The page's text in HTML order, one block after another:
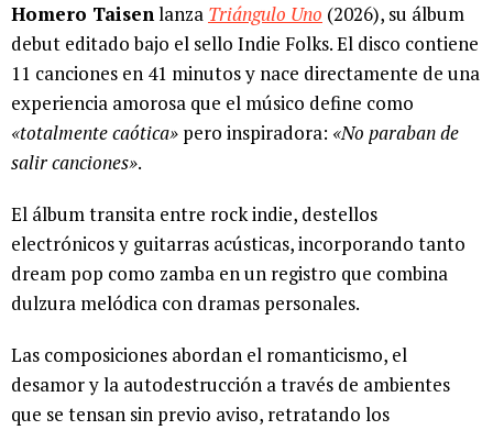
Homero Taisenlanza Triángulo Uno (2026), su álbum
debut editado bajo el sello Indie Folks. El disco contiene
11 canciones en 41 minutos y nace directamente de una
experiencia amorosa que el músico define como
«totalmente caótica» pero inspiradora: «No paraban de
salir canciones».
El álbum transita entre rock indie, destellos
electrónicos y guitarras acústicas, incorporando tanto
dream pop como zamba en un registro que combina
dulzura melódica con dramas personales.
Las composiciones abordan el romanticismo, el
desamor y la autodestrucción a través de ambientes
que se tensan sin previo aviso, retratando los